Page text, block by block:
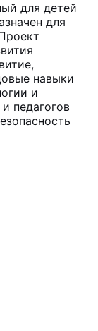
для детей
для
навыки
и
педагогов